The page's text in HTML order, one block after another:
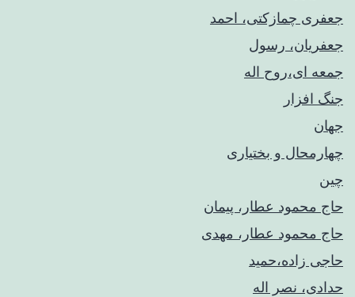
جعفری چمازکتی، احمد
جعفریان، رسول
جمعه ای،روح اله
جنگ افزار
جهان
چهارمحال و بختیاری
چین
حاج محمود عطار، پیمان
حاج محمود عطار، مهدی
حاجی زاده،حمید
حدادی، نصر اله